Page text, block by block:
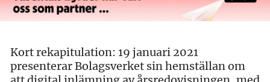
Kort rekapitulation: 19 januari 2021
presenterar Bolagsverket sin hemställan om